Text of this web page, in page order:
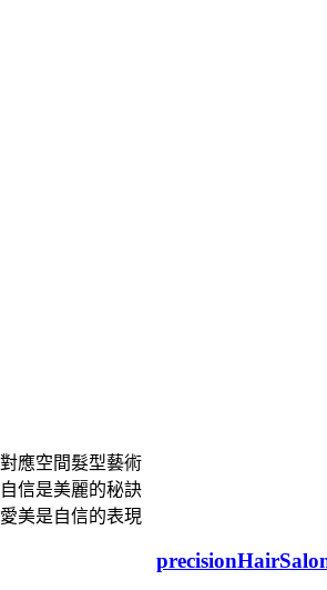
對應空間髮型藝術
自信是美麗的秘訣
愛美是自信的表現